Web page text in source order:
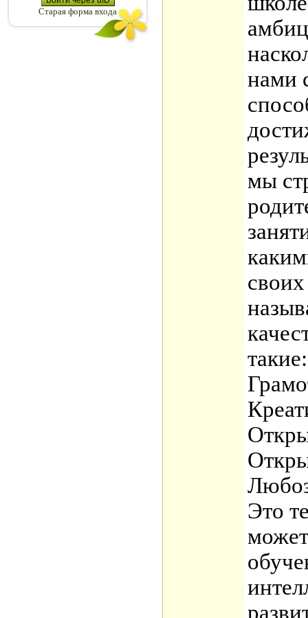
Старая форма входа
нами
мы
такие:
Это